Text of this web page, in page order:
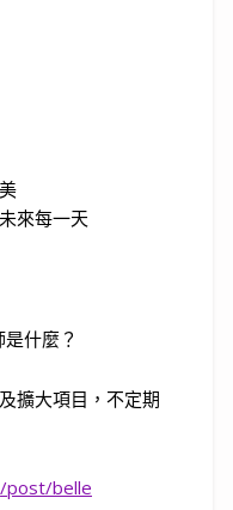
來每一天
什麼？
擴大項目，不定期
post/belle